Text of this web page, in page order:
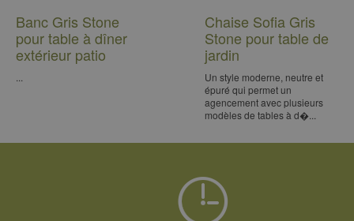
Banc Gris Stone
pour table à dîner
extérieur patio
Chaise Sofia Gris
Stone pour table de
jardin
Un style moderne, neutre et
épuré qui permet un
agencement avec plusieurs
modèles de tables à d�...